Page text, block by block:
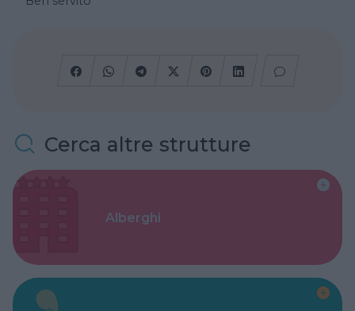
Cerca altre strutture
Alberghi